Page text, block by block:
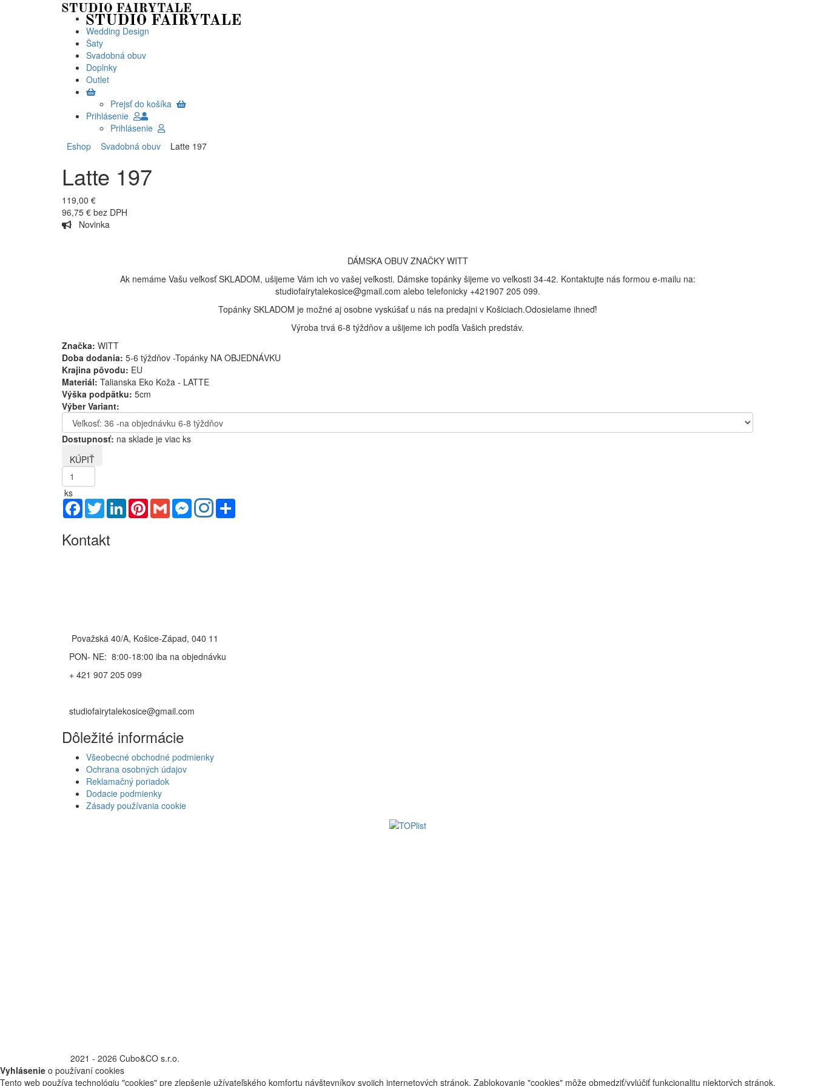
Wedding Design
Šaty
Svadobná obuv
Doplnky
Outlet
Prejsť do košíka
Prihlásenie
Prihlásenie
Eshop
Svadobná obuv Latte 197
Latte 197
119,00 €
96,75 € bez DPH
Novinka
DÁMSKA OBUV ZNAČKY WITT
Ak nemáme Vašu veľkosť SKLADOM, ušijeme Vám ich vo vašej veľkosti. Dámske topánky šijeme vo veľkosti 34-42. Kontaktujte nás formou e-mailu na:
studiofairytalekosice@gmail.com alebo telefonicky +421907 205 099.
Topánky SKLADOM je možné aj osobne vyskúšať u nás na predajni v Košiciach.Odosielame ihneď!
Výroba trvá 6-8 týždňov a ušijeme ich podľa Vašich predstáv.
Značka: WITT
Doba dodania: 5-6 týždňov -Topánky NA OBJEDNÁVKU
Krajina pôvodu: EU
Materiál: Talianska Eko Koža - LATTE
Výška podpätku: 5cm
Výber Variant:
Dostupnosť: na sklade je viac ks
ks
Facebook
TwitterLinkedInPinterestGmail Messenger
Kontakt
Považská 40/A, Košice-Západ, 040 11
PON- NE: 8:00-18:00 iba na objednávku
+ 421 907 205 099
studiofairytalekosice@gmail.com
Dôležité informácie
Všeobecné obchodné podmienky
Ochrana osobných údajov
Reklamačný poriadok
Dodacie podmienky
Zásady používania cookie
2021 - 2026 Cubo&CO s.r.o.
Vyhlásenie o používaní cookies
Tento web používa technológiu "cookies" pre zlepšenie užívateľského komfortu návštevníkov svojich internetových stránok. Zablokovanie "cookies" môže obmedziť/vylúčiť funkcionalitu niektorých stránok.